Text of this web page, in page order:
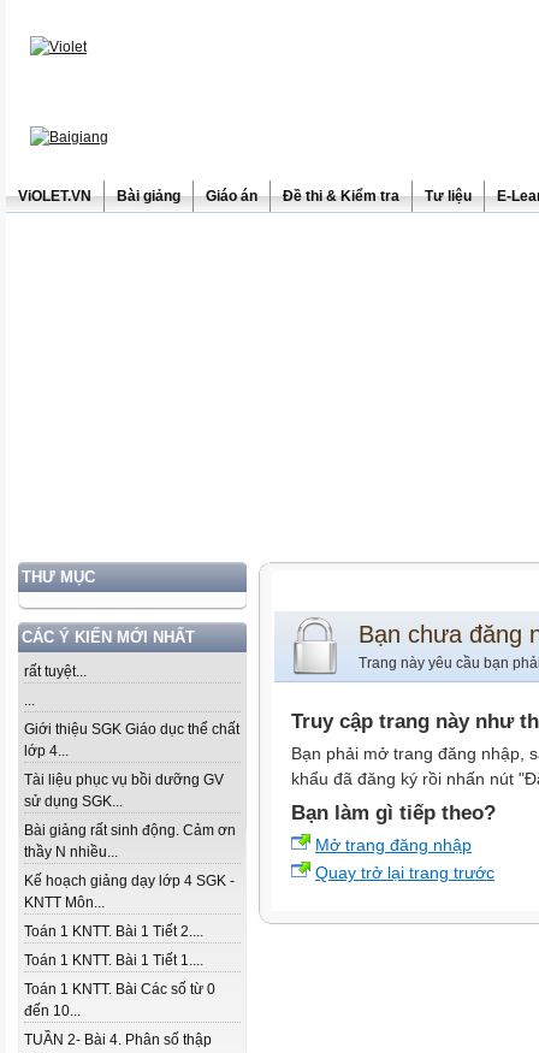
ViOLET.VN Bài giảng Giáo án Đề thi & Kiểm tra Tư liệu E-
THƯ MỤC
CÁC Ý KIẾN MỚI NHẤT
rất tuyệt...
...
Giới thiệu SGK Giáo dục thể chất
lớp 4...
Tài liệu phục vụ bồi dưỡng GV
sử dụng SGK...
Bài giảng rất sinh động. Cảm ơn
thầy N nhiều...
Kế hoạch giảng dạy lớp 4 SGK -
KNTT Môn...
Toán 1 KNTT. Bài 1 Tiết 2....
Toán 1 KNTT. Bài 1 Tiết 1....
Toán 1 KNTT. Bài Các số từ 0
đến 10...
TUẦN 2- Bài 4. Phân số thập
Bạn chưa đăng
Trang này yêu cầu bạn
Truy cập trang này như
Bạn phải mở trang đăng nhập,
khẩu đã đăng ký rồi nhấn nút
Bạn làm gì tiếp theo?
Mở trang đăng nhập
Quay trở lại trang trước